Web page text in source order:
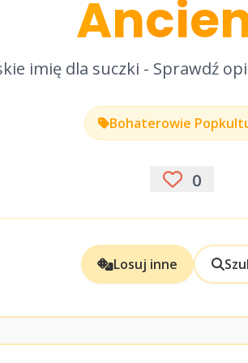
imię dla suczki - Sprawdź
Bohaterowie
0
Losuj inne